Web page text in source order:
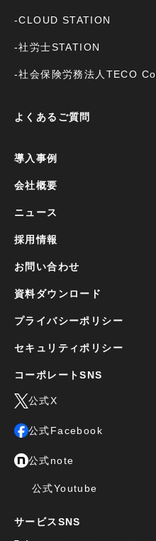
-CLOUD STATION
-社労士STATION
-社会保険労務法人TECO
よくあるご質問
導入事例
会社概要
ニュース
採用情報
お問い合わせ
資料ダウンロード
プライバシーポリシー
セキュリティポリシー
コーポレートSNS
公式X
公式Facebook
公式note
公式Youtube
サービスSNS